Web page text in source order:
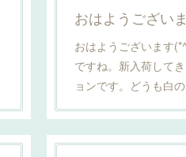
おはようござい
おはようございます
ですね。新入荷して
ョンです。どうも白